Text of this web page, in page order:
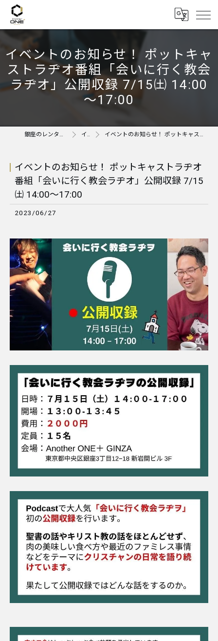
イベントのお知らせ！ ポットキャ
ストラヂオ番組「会いに行く教会
ラヂオ」公開収録 7/15㈯ 14:00
～17:00
銀座のレンタルスペースならAnother ONE＋ イベント イベントのお知らせ！ ポットキャストラヂオ番組「会いに行く教会ラヂオ」公開収録 7/15㈯ 14:00～17:00
イベントのお知らせ！ ポットキャストラヂオ
番組「会いに行く教会ラヂオ」公開収録 7/15
㈯ 14:00～17:00
2023/06/27